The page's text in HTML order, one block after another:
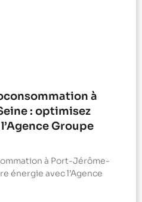
à
: optimisez
Groupe
à Port-Jérôme-
énergie avec l’Agence